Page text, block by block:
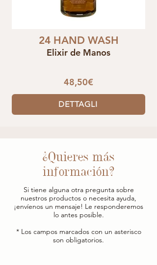
24 HAND WASH
Elixir de Manos
48,50€
DETTAGLI
¿Quieres más
información?
Si tiene alguna otra pregunta sobre
nuestros productos o necesita ayuda,
¡envíenos un mensaje! Le responderemos
lo antes posible.
* Los campos marcados con un asterisco
son obligatorios.